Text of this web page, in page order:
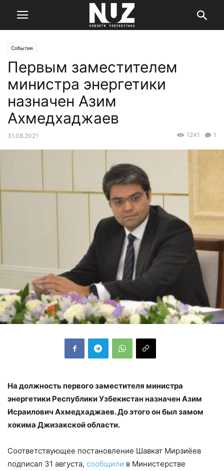
События
Первым заместителем
министра энергетики
назначен Азим
Ахмедхаджаев
31.08.2021 1
1241
На должность первого заместителя министра
энергетики Республики Узбекистан назначен Азим
Исраилович Ахмедхаджаев. До этого он был замом
хокима Джизакской области.
Соответствующее постановление Шавкат Мирзиёев
подписал 31 августа, сообщили в Министерстве